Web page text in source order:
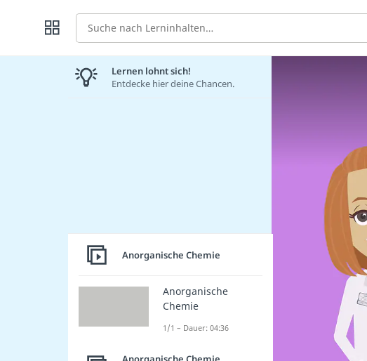
Suche
Lernen lohnt sich!
Entdecke hier deine Chancen.
Anorganische Chemie
Anorganische
Chemie
1/1 – Dauer: 04:36